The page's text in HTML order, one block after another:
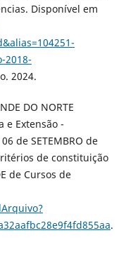
Disponível em
2018-
2024.
DO NORTE
e Extensão -
de SETEMBRO de
de constituição
de Cursos de
.